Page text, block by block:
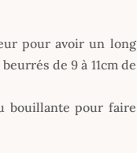
pour avoir un long
de 9 à 11cm de
bouillante pour faire